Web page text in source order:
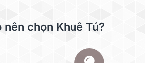
nên chọn Khuê Tú?